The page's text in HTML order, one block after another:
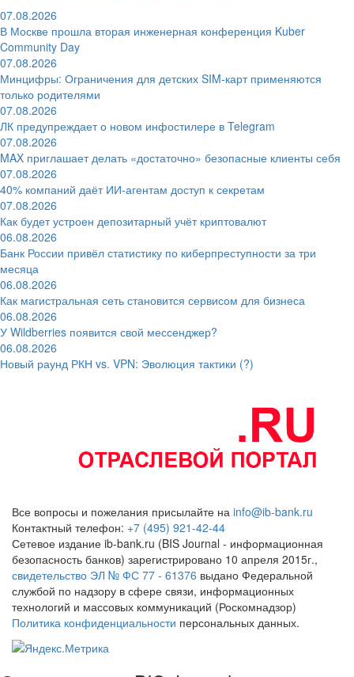
07.08.2026
В Москве прошла вторая инженерная конференция Kuber
Community Day
07.08.2026
Минцифры: Ограничения для детских SIM-карт применяются
только родителями
07.08.2026
ЛК предупреждает о новом инфостилере в Telegram
07.08.2026
MAX приглашает делать «достаточно» безопасные клиенты себя
07.08.2026
40% компаний даёт ИИ‑агентам доступ к секретам
07.08.2026
Как будет устроен депозитарный учёт криптовалют
06.08.2026
Банк России привёл статистику по киберпреступности за три
месяца
06.08.2026
Как магистральная сеть становится сервисом для бизнеса
06.08.2026
У Wildberries появится свой мессенджер?
06.08.2026
Новый раунд РКН vs. VPN: Эволюция тактики (?)
Все вопросы и пожелания присылайте на info@ib-bank.ru
Контактный телефон: +7 (495) 921-42-44
Сетевое издание ib-bank.ru (BIS Journal - информационная
безопасность банков) зарегистрировано 10 апреля 2015г.,
свидетельство ЭЛ № ФС 77 - 61376 выдано Федеральной
службой по надзору в сфере связи, информационных
технологий и массовых коммуникаций (Роскомнадзор)
Политика конфиденциальности персональных данных.